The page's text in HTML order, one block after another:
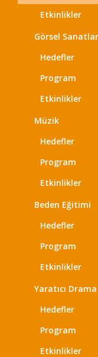
Etkinlikler
Görsel Sanatlar
Hedefler
Program
Etkinlikler
Müzik
Hedefler
Program
Etkinlikler
Beden Eğitimi
Hedefler
Program
Etkinlikler
Yaratıcı Drama
Hedefler
Program
Etkinlikler